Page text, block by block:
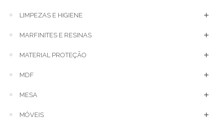
LIMPEZAS E HIGIENE
MARFINITES E RESINAS
MATERIAL PROTEÇÃO
MDF
MESA
MÓVEIS